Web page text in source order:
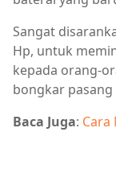
Sangat
Hp, untuk
kepada orang-
bongkar pasang
Baca Juga: Cara